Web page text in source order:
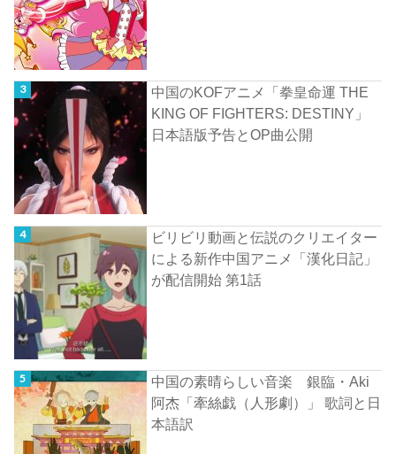
中国のKOFアニメ「拳皇命運 THE
KING OF FIGHTERS: DESTINY」
日本語版予告とOP曲公開
ビリビリ動画と伝説のクリエイター
による新作中国アニメ「漢化日記」
が配信開始 第1話
中国の素晴らしい音楽 銀臨・Aki
阿杰「牽絲戯（人形劇）」 歌詞と日
本語訳